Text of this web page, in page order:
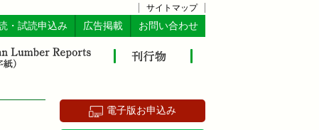
サイトマップ
・試読申込み 広告掲載 お問い合わせ
電子版お申込み